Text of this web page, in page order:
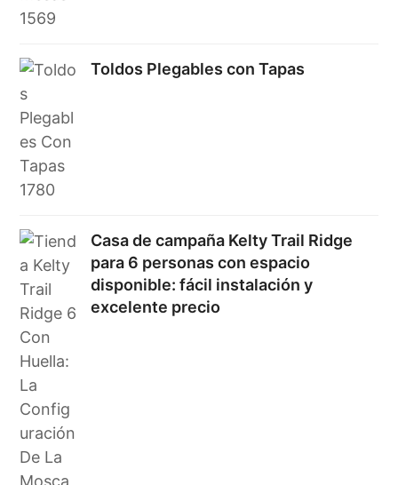
Toldos Plegables con Tapas
Casa de campaña Kelty Trail Ridge
para 6 personas con espacio
disponible: fácil instalación y
excelente precio